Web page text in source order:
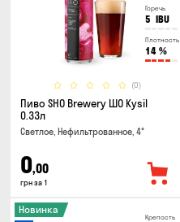
Горечь
5 IBU
Плотность
14 %
(0)
Пиво SHO Brewery ШО Kysil
0.33л
Светлое, Нефильтрованное, 4°
0,00
грн за 1
Крепость
Новинка